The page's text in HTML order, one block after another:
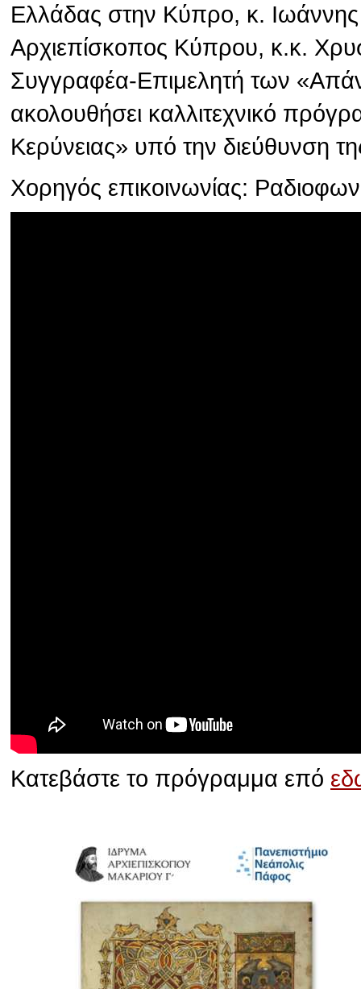
Ελλάδας στην Κύπρο, κ.
Αρχιεπίσκοπος Κύπρου, κ.κ.
Συγγραφέα-Επιμελητή των
ακολουθήσει καλλιτεχνικό
Κερύνειας» υπό την διεύθυνση
Χορηγός επικοινωνίας:
Κατεβάστε το πρόγραμμα επό